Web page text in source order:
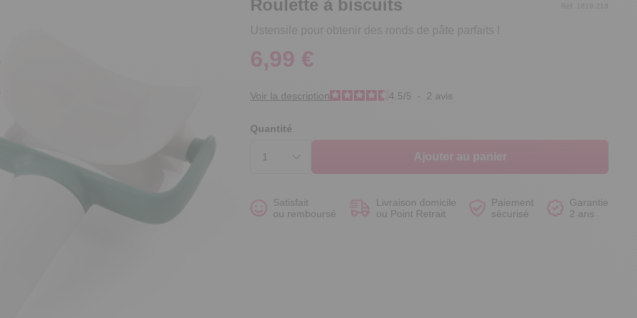
Roulette à biscuits
Ustensile pour obtenir des ronds de pâte parfaits !
Réf. 1819.218
6,99 €
Voir la description 4.5/5 - 2 avis
Quantité
Ajouter au panier
Satisfait
ou remboursé
Livraison domicile
ou Point Retrait
Paiement
sécurisé
Garantie
2 ans